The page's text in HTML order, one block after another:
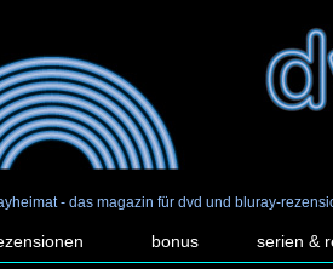
- das magazin für dvd und bluray-
bonus serien &